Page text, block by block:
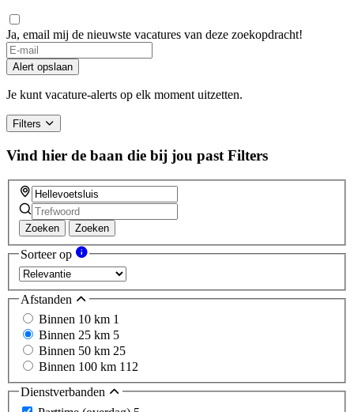
Ja, email mij de nieuwste vacatures van deze zoekopdracht!
Alert opslaan
Je kunt vacature-alerts op elk moment uitzetten.
Filters
Vind hier de baan die bij jou past Filters
Zoeken Zoeken
Sorteer op
Afstanden
Binnen 10 km 1
Binnen 25 km 5
Binnen 50 km 25
Binnen 100 km 112
Dienstverbanden